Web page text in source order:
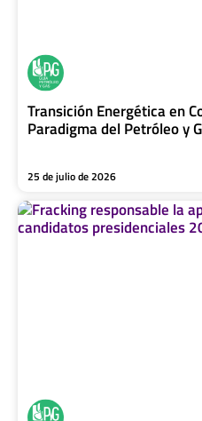
Transición Energética en
Paradigma del Petróleo y
25 de julio de 2026